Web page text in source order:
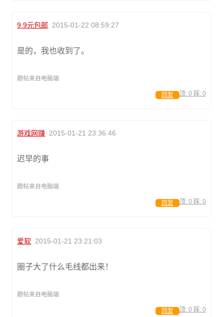
9.9元包邮 2015-01-22 08:59:27
是的，我也收到了。
跟帖来自电脑端
顶: 0 踩: 0
回复
游戏网赚 2015-01-21 23:36:46
迟早的事
跟帖来自电脑端
顶: 0 踩: 0
回复
爱软 2015-01-21 23:21:03
圈子大了什么毛线都出来！
跟帖来自电脑端
顶: 0 踩: 0
回复